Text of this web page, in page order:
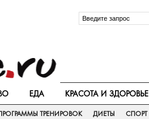
ЕДА КРАСОТА И ЗДОРОВЬЕ
ТРЕНИРОВОК ДИЕТЫ СПОРТ